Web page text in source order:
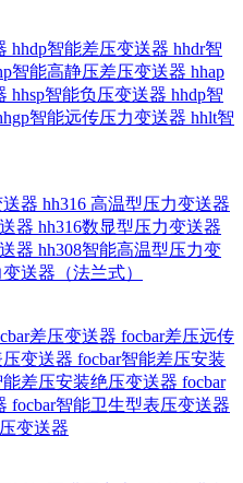
hhdp智能差压变送器 hhdr智
智能高静压差压变送器 hhap
hhsp智能负压变送器 hhdp智
智能远传压力变送器 hhlt智
器 hh316 高温型压力变送器
器 hh316数显型压力变送器
器 hh308智能高温型压力变
送器（法兰式）
差压变送器 focbar差压远传
压变送器 focbar智能差压安装
能差压安装绝压变送器 focbar
focbar智能卫生型表压变送器
变送器